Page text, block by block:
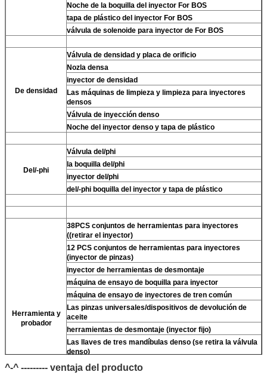
Noche de la boquilla del inyector For BOS
tapa de plástico del inyector For BOS
válvula de solenoide para inyector de For BOS
De densidad
Válvula de densidad y placa de orificio
Nozla densa
inyector de densidad
Las máquinas de limpieza y limpieza para inyectores
densos
Válvula de inyección denso
Noche del inyector denso y tapa de plástico
Del/-phi
Válvula del/phi
la boquilla del/phi
inyector del/phi
del/-phi boquilla del inyector y tapa de plástico
Herramienta y
probador
38PCS conjuntos de herramientas para inyectores
((retirar el inyector)
12 PCS conjuntos de herramientas para inyectores
(inyector de pinzas)
inyector de herramientas de desmontaje
máquina de ensayo de boquilla para inyector
máquina de ensayo de inyectores de tren común
Las pinzas universales/dispositivos de devolución de
aceite
herramientas de desmontaje (inyector fijo)
Las llaves de tres mandíbulas denso (se retira la válvula
denso)
limpiador ultrasónico (limpiar la suciedad del inyector)
^-^ --------- ventaja del producto